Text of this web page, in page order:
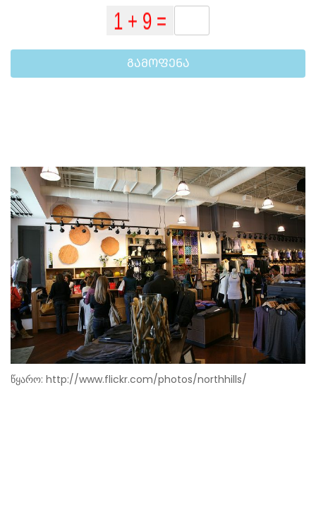
ᲒᲐᲛᲝᲤᲔᲜᲐ
წყარო: http://www.flickr.com/photos/northhills/